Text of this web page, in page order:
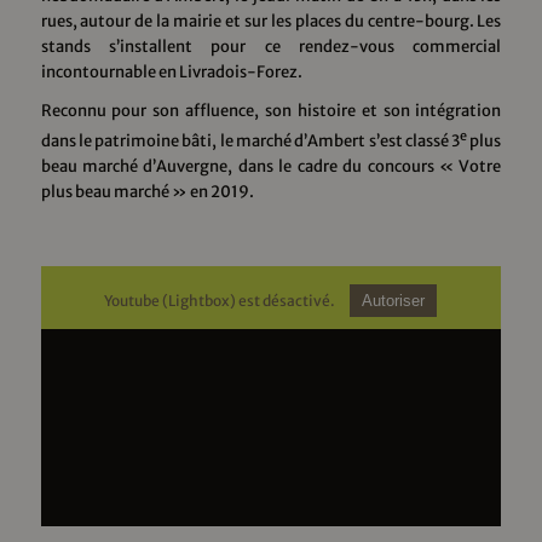
rues, autour de la mairie et sur les places du centre-bourg. Les
stands s’installent pour ce rendez-vous commercial
incontournable en Livradois-Forez.
Reconnu pour son affluence, son histoire et son intégration
dans le patrimoine bâti, le marché d’Ambert s’est classé 3e plus
beau marché d’Auvergne, dans le cadre du concours « Votre
plus beau marché » en 2019.
Youtube (Lightbox) est désactivé. Autoriser